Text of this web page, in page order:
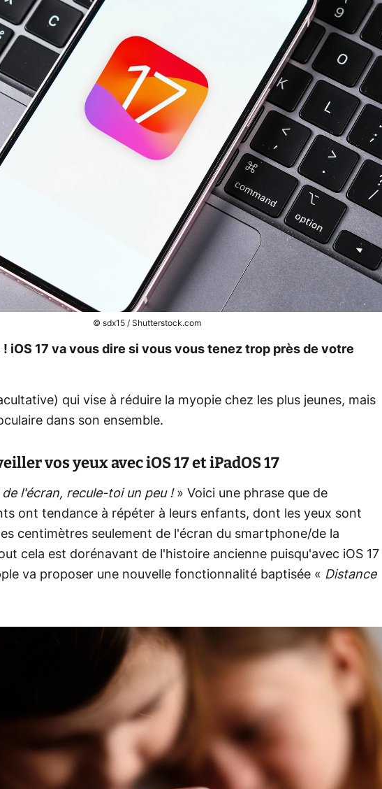
© sdx15 / Shutterstock.com
! iOS 17 va vous dire si vous vous tenez trop près de votre
qui vise à réduire la myopie chez les plus jeunes, mais
dans son ensemble.
vos yeux avec iOS 17 et iPadOS 17
l'écran, recule-toi un peu !» Voici une phrase que de
ont tendance à répéter à leurs enfants, dont les yeux sont
centimètres seulement de l'écran du smartphone/de la
cela est dorénavant de l'histoire ancienne puisqu'avec iOS 17
va proposer une nouvelle fonctionnalité baptisée « Distance